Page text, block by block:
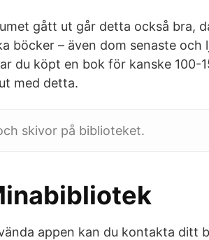
gått ut går detta också bra,
böcker – även dom senaste och
du köpt en bok för kanske 100-
med detta.
skivor på biblioteket.
appen kan du kontakta ditt